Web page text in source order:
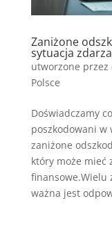
Zaniżone
sytuacja
utworzone przez
Polsce
Doświadczamy
poszkodowani w
zaniżone
który może mieć
finansowe.Wielu
ważna jest